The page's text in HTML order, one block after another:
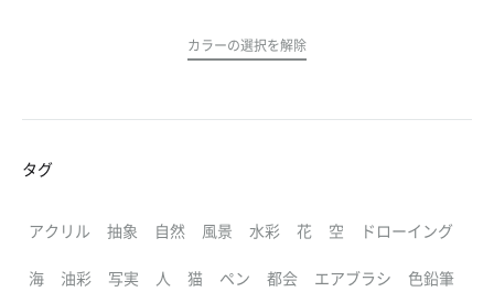
カラーの選択を解除
タグ
アクリル 抽象 自然 風景 水彩 花 空 ドローイング
海 油彩 写実 人 猫 ペン 都会 エアブラシ 色鉛筆